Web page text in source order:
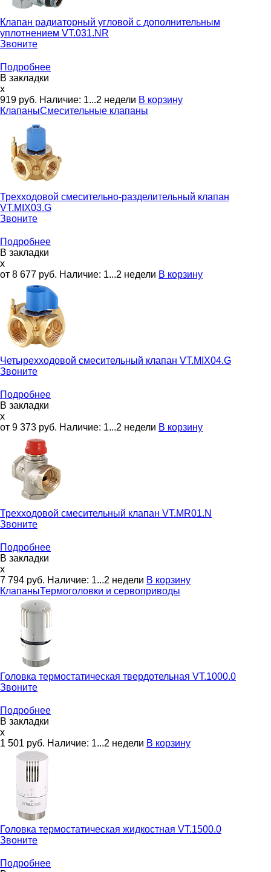
Клапан радиаторный угловой с дополнительным
уплотнением VT.031.NR
Звоните
Подробнее
В закладки
x
919 руб. Наличие: 1...2 недели В корзину
КлапаныСмесительные клапаны
Трехходовой смесительно-разделительный клапан
VT.MIX03.G
Звоните
Подробнее
В закладки
x
от 8 677 руб. Наличие: 1...2 недели В корзину
Четырехходовой смесительный клапан VT.MIX04.G
Звоните
Подробнее
В закладки
x
от 9 373 руб. Наличие: 1...2 недели В корзину
Трехходовой смесительный клапан VT.MR01.N
Звоните
Подробнее
В закладки
x
7 794 руб. Наличие: 1...2 недели В корзину
КлапаныТермоголовки и сервоприводы
Головка термостатическая твердотельная VT.1000.0
Звоните
Подробнее
В закладки
x
1 501 руб. Наличие: 1...2 недели В корзину
Головка термостатическая жидкостная VT.1500.0
Звоните
Подробнее